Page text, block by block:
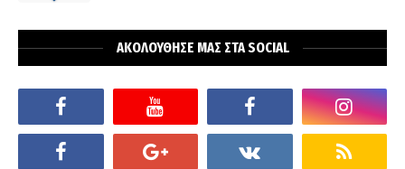
ΑΚΟΛΟΥΘΗΣΕ ΜΑΣ ΣΤΑ SOCIAL